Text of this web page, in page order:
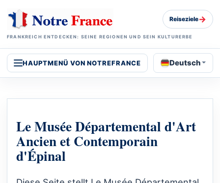
FRANKREICH ENTDECKEN: SEINE REGIONEN UND SEIN KULTURERBE
Reiseziele→
HAUPTMENÜ VON NOTREFRANCE Deutsch
Le Musée Départemental d'Art
Ancien et Contemporain
d'Épinal